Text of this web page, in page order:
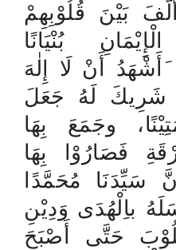
بَيْنَ قُلُوْبِهِمْ
بُنْيَانًا
َأَشْهَدُ أَنْ لَا إِلٰهَ
شَرِيكَ لَهُ جَعَلَ
وجَمَعَ بِهَا
فَصَارُوْا بِهَا
سَيِّدَنَا مُحَمَّدًا
باِلْهُدَى وَدِيْنِ
حَتَّى أَصْبَحَ